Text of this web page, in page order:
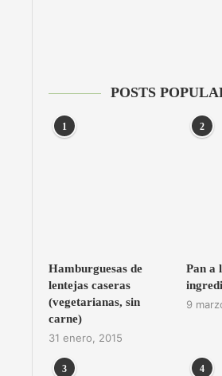
POSTS
1
Hamburguesas de
lentejas caseras
(vegetarianas, sin
carne)
31 enero, 2015
2
Pan a
9
3 4